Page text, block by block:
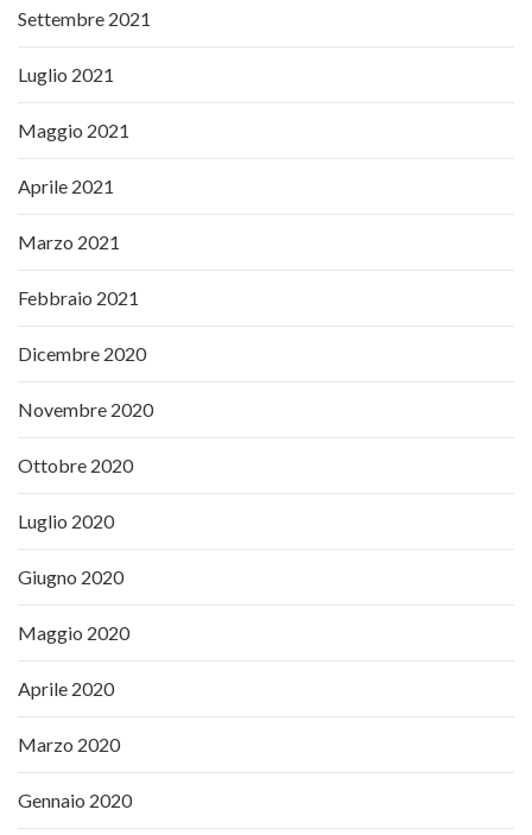
Settembre 2021
Luglio 2021
Maggio 2021
Aprile 2021
Marzo 2021
Febbraio 2021
Dicembre 2020
Novembre 2020
Ottobre 2020
Luglio 2020
Giugno 2020
Maggio 2020
Aprile 2020
Marzo 2020
Gennaio 2020